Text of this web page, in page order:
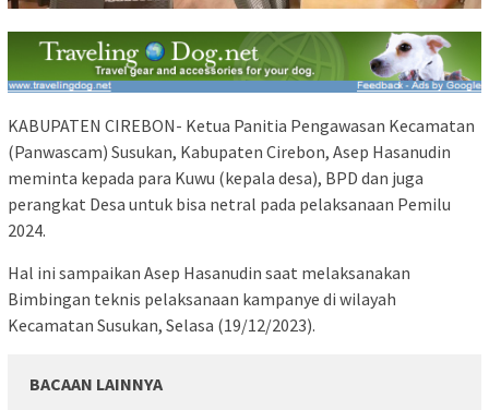
KABUPATEN CIREBON- Ketua Panitia Pengawasan Kecamatan
(Panwascam) Susukan, Kabupaten Cirebon, Asep Hasanudin
meminta kepada para Kuwu (kepala desa), BPD dan juga
perangkat Desa untuk bisa netral pada pelaksanaan Pemilu
2024.
Hal ini sampaikan Asep Hasanudin saat melaksanakan
Bimbingan teknis pelaksanaan kampanye di wilayah
Kecamatan Susukan, Selasa (19/12/2023).
BACAAN LAINNYA